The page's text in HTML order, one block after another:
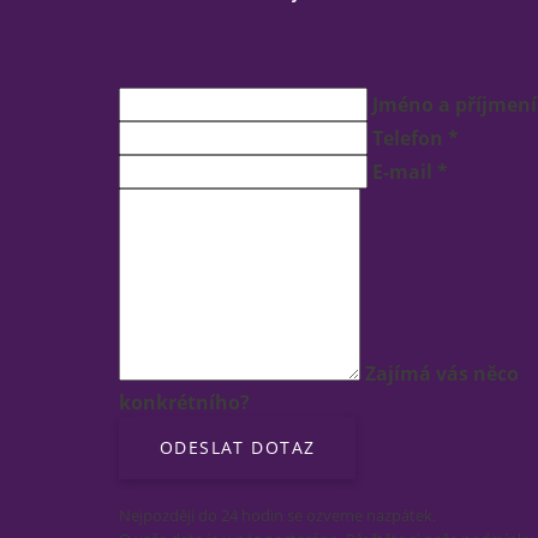
Jméno a
Telefon *
E-mail *
Zajímá vás něco
konkrétního?
Nejpozději do 24 hodin se ozveme nazpátek.